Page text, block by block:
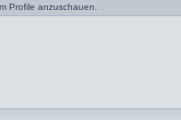
Profile anzuschauen.